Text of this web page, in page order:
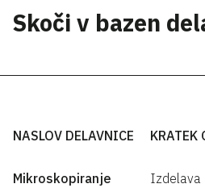
Skoči v bazen
NASLOV DELAVNICE KRATEK
Mikroskopiranje Izdelava